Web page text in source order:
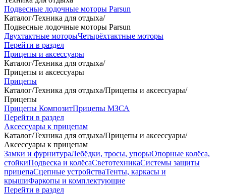
Подвесные лодочные моторы Parsun
Каталог/Техника для отдыха/
Подвесные лодочные моторы Parsun
Двухтактные моторыЧетырёхтактные моторы
Перейти в раздел
Прицепы и аксессуары
Каталог/Техника для отдыха/
Прицепы и аксессуары
Прицепы
Каталог/Техника для отдыха/Прицепы и аксессуары/
Прицепы
Прицепы КомпозитПрицепы МЗСА
Перейти в раздел
Аксессуары к прицепам
Каталог/Техника для отдыха/Прицепы и аксессуары/
Аксессуары к прицепам
Замки и фурнитураЛебёдки, тросы, упорыОпорные колёса,
стойкиПодвеска и колёсаСветотехникаСистемы защиты
прицепаСцепные устройстваТенты, каркасы и
крышиФаркопы и комплектующие
Перейти в раздел